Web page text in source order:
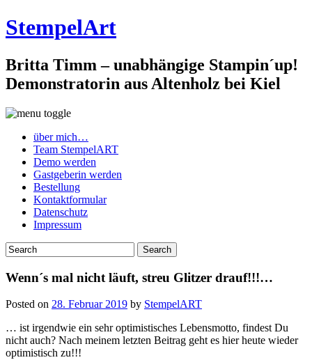
StempelArt
Britta Timm – unabhängige Stampin´up!
Demonstratorin aus Altenholz bei Kiel
über mich…
Team StempelART
Demo werden
Gastgeberin werden
Bestellung
Kontaktformular
Datenschutz
Impressum
Wenn´s mal nicht läuft, streu Glitzer drauf!!!…
Posted on 28. Februar 2019 by StempelART
… ist irgendwie ein sehr optimistisches Lebensmotto, findest Du
nicht auch? Nach meinem letzten Beitrag geht es hier heute wieder
optimistisch zu!!!